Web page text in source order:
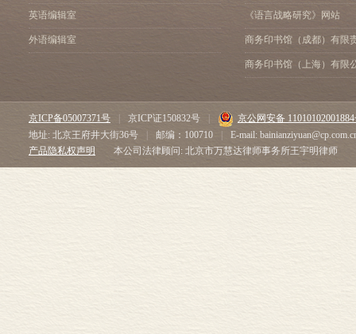
英语编辑室
外语编辑室
《语言战略研究》网站
商务印书馆（成都）有限
商务印书馆（上海）有限
京ICP备05007371号 京ICP证150832号
京公网安备
地址: 北京王府井大街36号
邮编：100710
E-mail:
产品隐私权声明
本公司法律顾问: 北京市万慧达律师事务所王宇明律师